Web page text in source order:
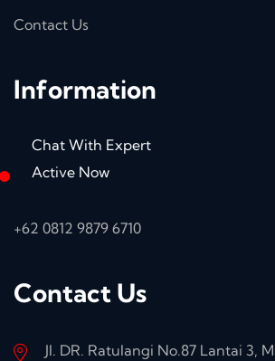
Contact Us
Information
Chat With Expert
Active Now
+62 0812 9879 6710
Contact Us
Jl. DR. Ratulangi No.87 Lantai 3,